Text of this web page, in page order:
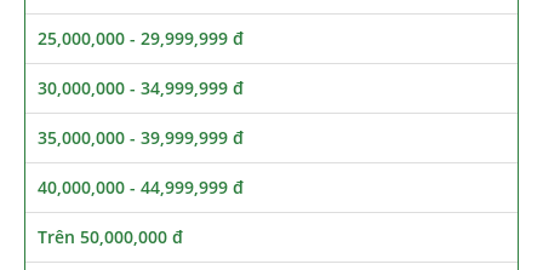
25,000,000 - 29,999,999 đ
30,000,000 - 34,999,999 đ
35,000,000 - 39,999,999 đ
40,000,000 - 44,999,999 đ
Trên 50,000,000 đ